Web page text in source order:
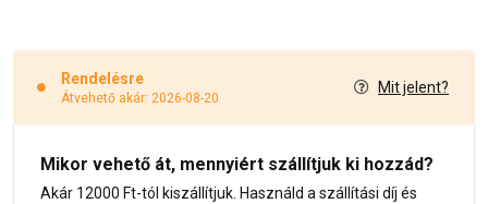
Rendelésre
Átvehető akár: 2026-08-20
Mit jelent?
Mikor vehető át, mennyiért szállítjuk ki hozzád?
Akár 12000 Ft-tól kiszállítjuk. Használd a szállítási díj és